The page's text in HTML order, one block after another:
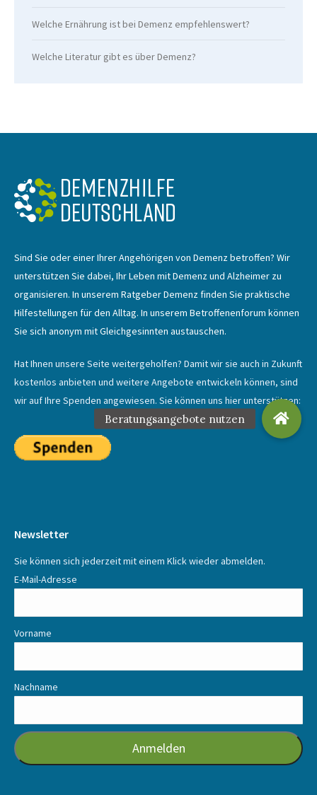
Welche Ernährung ist bei Demenz empfehlenswert?
Welche Literatur gibt es über Demenz?
Sind Sie oder einer Ihrer Angehörigen von Demenz betroffen? Wir
unterstützen Sie dabei, Ihr Leben mit Demenz und Alzheimer zu
organisieren. In unserem Ratgeber Demenz finden Sie praktische
Hilfestellungen für den Alltag. In unserem Betroffenenforum können
Sie sich anonym mit Gleichgesinnten austauschen.
Hat Ihnen unsere Seite weitergeholfen? Damit wir sie auch in Zukunft
kostenlos anbieten und weitere Angebote entwickeln können, sind
wir auf Ihre Spenden angewiesen. Sie können uns hier unterstützen:
Newsletter
Sie können sich jederzeit mit einem Klick wieder abmelden.
E-Mail-Adresse
Vorname
Nachname